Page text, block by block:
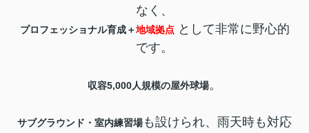
なく、
プロフェッショナル育成＋地域拠点 として非常に野心的
です。
収容5,000人規模の屋外球場。
サブグラウンド・室内練習場も設けられ、雨天時も対応